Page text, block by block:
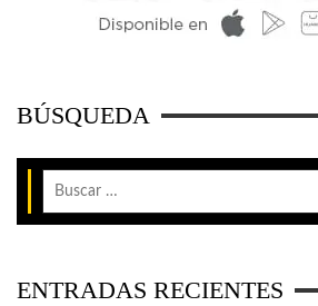
BÚSQUEDA
ENTRADAS RECIENTES